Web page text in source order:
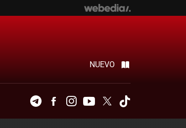
NUEVO
TelegramFacebookInstagramYoutubeTwitter